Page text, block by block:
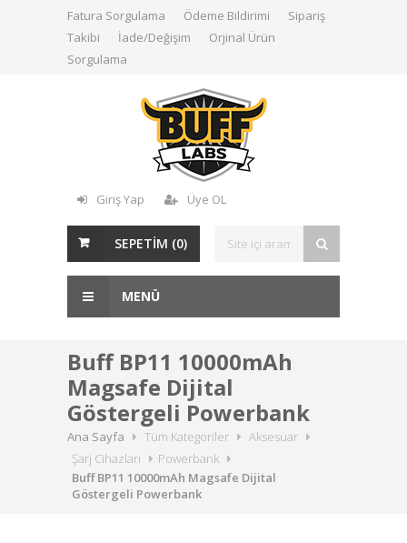
Fatura Sorgulama Ödeme Bildirimi
Sipariş
Takibi
İade/Değişim
Orjinal Ürün
Sorgulama
Giriş Yap Üye OL
SEPETİM (0)
MENÜ
Buff BP11 10000mAh
Magsafe Dijital
Göstergeli Powerbank
Ana Sayfa Tüm Kategoriler
Aksesuar
Şarj Cihazları
Powerbank
Buff BP11 10000mAh Magsafe Dijital
Göstergeli Powerbank